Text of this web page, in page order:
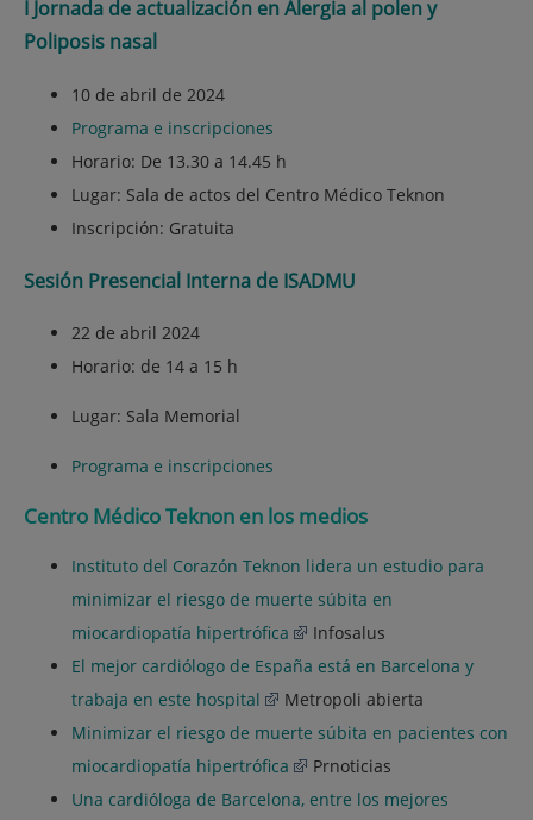
I Jornada de actualización en Alergia al polen y
Poliposis nasal
10 de abril de 2024
Programa e inscripciones
Horario: De 13.30 a 14.45 h
Lugar: Sala de actos del Centro Médico Teknon
Inscripción: Gratuita
Sesión Presencial Interna de ISADMU
22 de abril 2024
Horario: de 14 a 15 h
Lugar: Sala Memorial
Programa e inscripciones
Centro Médico Teknon en los medios
Instituto del Corazón Teknon lidera un estudio para
minimizar el riesgo de muerte súbita en
miocardiopatía hipertrófica
Infosalus
El mejor cardiólogo de España está en Barcelona y
trabaja en este hospital
Metropoli abierta
Minimizar el riesgo de muerte súbita en pacientes con
miocardiopatía hipertrófica
Prnoticias
Una cardióloga de Barcelona, entre los mejores